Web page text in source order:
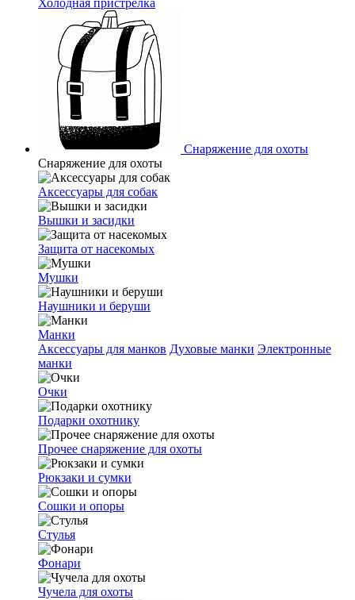
Холодная пристрелка
Снаряжение для охоты
Снаряжение для охоты
Аксессуары для собак
Вышки и засидки
Защита от насекомых
Мушки
Наушники и беруши
Манки
Аксессуары для манков Духовые манки Электронные
манки
Очки
Подарки охотнику
Прочее снаряжение для охоты
Рюкзаки и сумки
Сошки и опоры
Стулья
Фонари
Чучела для охоты